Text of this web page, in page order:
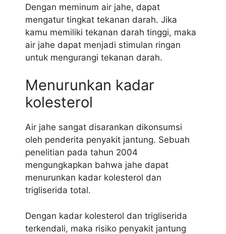
Dengan meminum air jahe, dapat
mengatur tingkat tekanan darah. Jika
kamu memiliki tekanan darah tinggi, maka
air jahe dapat menjadi stimulan ringan
untuk mengurangi tekanan darah.
Menurunkan kadar
kolesterol
Air jahe sangat disarankan dikonsumsi
oleh penderita penyakit jantung. Sebuah
penelitian pada tahun 2004
mengungkapkan bahwa jahe dapat
menurunkan kadar kolesterol dan
trigliserida total.
Dengan kadar kolesterol dan trigliserida
terkendali, maka risiko penyakit jantung